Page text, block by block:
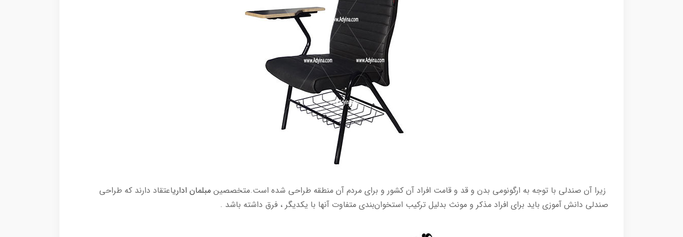
زیرا آن صندلی با توجه به ارگونومی بدن و قد و قامت افراد آن کشور و برای مردم آن منطقه طراحی شده است.متخصصین مبلمان اداریاعتقاد دارند که طراحی
صندلی دانش آموزی باید برای افراد مذکر و مونث بدلیل ترکیب استخوان‌بندی متفاوت آنها با یکدیگر ، فرق داشته باشد .